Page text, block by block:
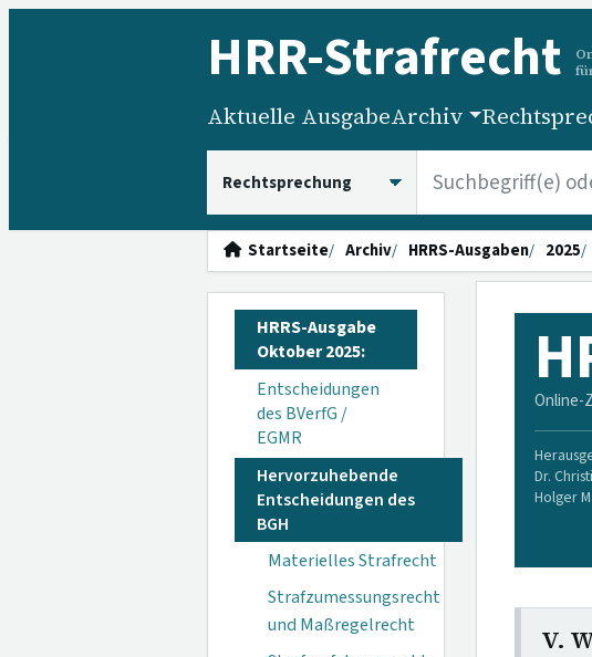
HRR-Strafrecht
Aktuelle AusgabeArchiv
Startseite Archiv HRRS-Ausgaben 2025
HRRS-Ausgabe
Oktober 2025:
Entscheidungen
des BVerfG /
EGMR
Hervorzuhebende
Entscheidungen des
BGH
Materielles Strafrecht
Strafzumessungsrecht
und Maßregelrecht
Online-
Dr.
Holger
V.